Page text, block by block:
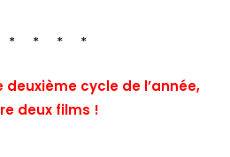
* * * *
deuxième cycle de l’année,
deux films !